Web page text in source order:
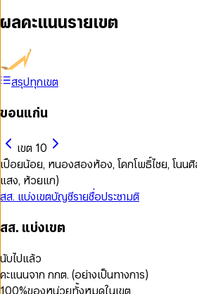
ผลคะแนนรายเขต
สรุปทุกเขต
ขอนแก่น
เขต 10
เปือยน้อย, หนองสองห้อง, โคกโพธิ์ไชย, โนน
แสง, ห้วยแก)
สส. แบ่งเขตบัญชีรายชื่อประชามติ
สส. แบ่งเขต
นับไปแล้ว
คะแนนจาก กกต. (อย่างเป็นทางการ)
100%ของหน่วยทั้งหมดในเขต